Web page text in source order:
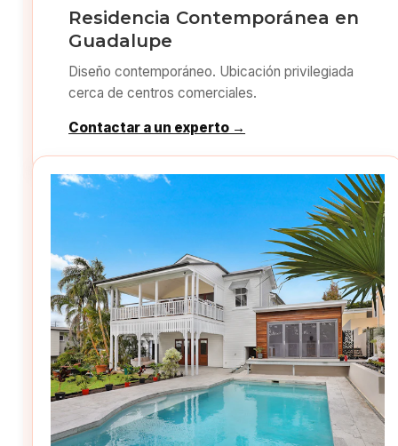
Residencia Contemporánea en
Guadalupe
Diseño contemporáneo. Ubicación privilegiada
cerca de centros comerciales.
Contactar a un experto →